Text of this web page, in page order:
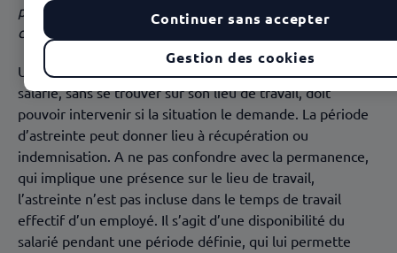
pompiers, à un journaliste de faits divers et à un cadre
d'une agence de distribution d'eau potable.
Une astreinte est une période pendant laquelle un
salarié, sans se trouver sur son lieu de travail, doit
pouvoir intervenir si la situation le demande. La période
d’astreinte peut donner lieu à récupération ou
indemnisation. A ne pas confondre avec la permanence,
qui implique une présence sur le lieu de travail,
l’astreinte n’est pas incluse dans le temps de travail
effectif d’un employé. Il s’agit d’une disponibilité du
salarié pendant une période définie, qui lui permette
Gestion des cookies
Continuer sans accepter